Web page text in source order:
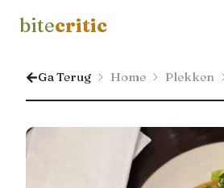
bitecritic
Ga Terug Home Plekken